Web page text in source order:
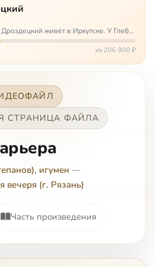
живёт в Иркутске. У Глеба
в младенчестве менингита,
осложняется эпилепсией, с которой
из 206 900 ₽
СТРАНИЦА ФАЙЛА
игумен —
вечеря (г. Рязань)
Часть произведения